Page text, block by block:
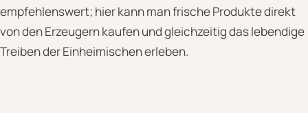
empfehlenswert; hier kann man frische Produkte direkt
von den Erzeugern kaufen und gleichzeitig das lebendige
Treiben der Einheimischen erleben.